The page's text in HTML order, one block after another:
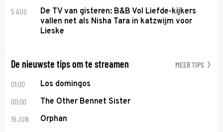
5 AUG
De TV van gisteren: B&B Vol Liefde-kijkers
vallen net als Nisha Tara in katzwijm voor
Lieske
De nieuwste tips om te streamen MEER TIPS
01:00 Los domingos
00:00 The Other Bennet Sister
19 JUN Orphan